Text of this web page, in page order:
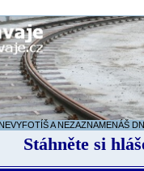
A NEZAZNAMENÁŠ
Stáhněte si